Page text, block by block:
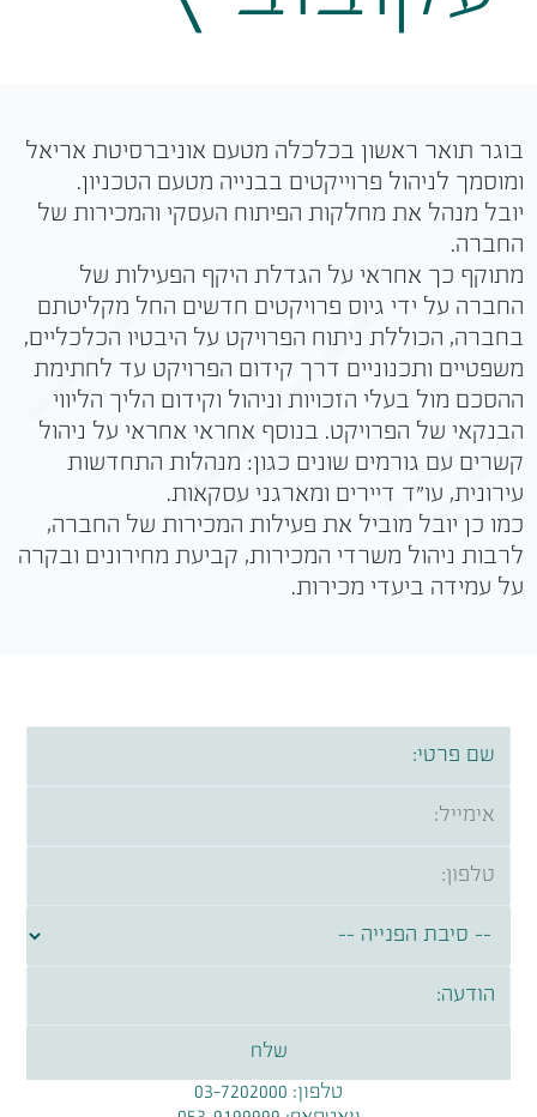
בוגר תואר ראשון בכלכלה מטעם אוניברסיטת אריאל
ומוסמך לניהול פרוייקטים בבנייה מטעם הטכניון.
יובל מנהל את מחלקות הפיתוח העסקי והמכירות של
החברה.
מתוקף כך אחראי על הגדלת היקף הפעילות של
החברה על ידי גיוס פרויקטים חדשים החל מקליטתם
בחברה, הכוללת ניתוח הפרויקט על היבטיו הכלכליים,
משפטיים ותכנוניים דרך קידום הפרויקט עד לחתימת
ההסכם מול בעלי הזכויות וניהול וקידום הליך הליווי
הבנקאי של הפרויקט. בנוסף אחראי אחראי על ניהול
קשרים עם גורמים שונים כגון: מנהלות התחדשות
עירונית, עו״ד דיירים ומארגני עסקאות.
כמו כן יובל מוביל את פעילות המכירות של החברה,
לרבות ניהול משרדי המכירות, קביעת מחירונים ובקרה
על עמידה ביעדי מכירות.
טלפון: 03-7202000